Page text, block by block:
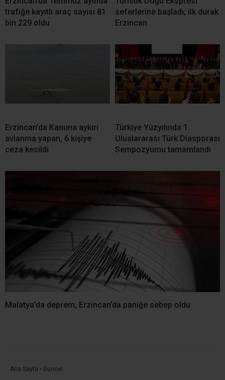
trafiğe kayıtlı araç sayısı 81
bin 229 oldu
seferlerine başladı; ilk durak
Erzincan
Erzincan’da Kanuna aykırı
avlanma yapan, 6 kişiye
ceza kesildi
Türkiye Yüzyılında 1.
Uluslararası Türk Diasporası
Sempozyumu tamamlandı
Malatya’da deprem, Erzincan’da paniğe sebep oldu
Ana Sayfa › Güncel